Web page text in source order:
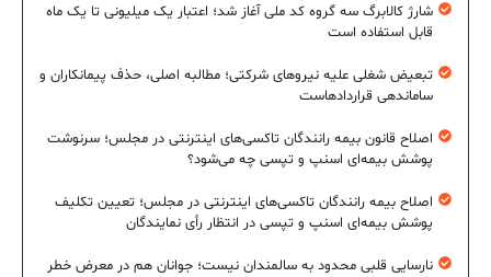
شارژ کالابرگ سه گروه کد ملی آغاز شد؛ اعتبار یک میلیونی تا یک ماه
قابل استفاده است
تبعیض شغلی علیه نیروهای شرکتی؛ مطالبه اصلی، حذف پیمانکاران و
ساماندهی قراردادهاست
اصلاح قانون بیمه رانندگان تاکسی‌های اینترنتی در مجلس؛ سرنوشت
پوشش بیمه‌ای اسنپ و تپسی چه می‌شود؟
اصلاح بیمه رانندگان تاکسی‌های اینترنتی در مجلس؛ تعیین تکلیف
پوشش بیمه‌ای اسنپ و تپسی در انتظار رأی نمایندگان
نارسایی قلبی محدود به سالمندان نیست؛ جوانان هم در معرض خطر